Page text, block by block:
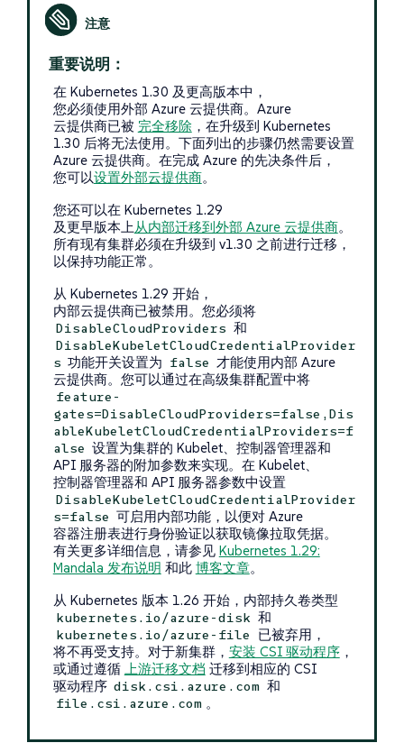
重要说明：
在 Kubernetes 1.30 及更高版本中，
您必须使用外部 Azure 云提供商。Azure
云提供商已被 完全移除，在升级到 Kubernetes
1.30 后将无法使用。下面列出的步骤仍然需要设置
Azure 云提供商。在完成 Azure 的先决条件后，
您可以设置外部云提供商。
您还可以在 Kubernetes 1.29
及更早版本上从内部迁移到外部 Azure 云提供商。
所有现有集群必须在升级到 v1.30 之前进行迁移，
以保持功能正常。
从 Kubernetes 1.29 开始，
内部云提供商已被禁用。您必须将
DisableCloudProviders 和
DisableKubeletCloudCredentialProvider
s 功能开关设置为 false 才能使用内部 Azure
云提供商。您可以通过在高级集群配置中将
feature-
gates=DisableCloudProviders=false,Dis
ableKubeletCloudCredentialProviders=f
alse 设置为集群的 Kubelet、控制器管理器和
API 服务器的附加参数来实现。在 Kubelet、
控制器管理器和 API 服务器参数中设置
DisableKubeletCloudCredentialProvider
s=false 可启用内部功能，以便对 Azure
容器注册表进行身份验证以获取镜像拉取凭据。
有关更多详细信息，请参见 Kubernetes 1.29:
Mandala 发布说明 和此 博客文章。
从 Kubernetes 版本 1.26 开始，内部持久卷类型
kubernetes.io/azure-disk 和
kubernetes.io/azure-file
已被弃用，
将不再受支持。对于新集群， 安装 CSI 驱动程序，
或通过遵循 上游迁移文档 迁移到相应的 CSI
驱动程序 disk.csi.azure.com 和
file.csi.azure.com 。